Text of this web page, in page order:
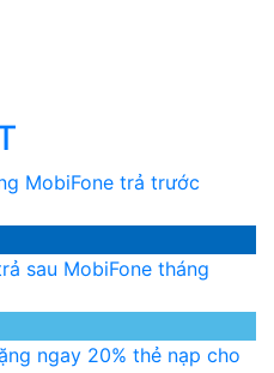
MobiFone trả trước
sau MobiFone tháng
ngay 20% thẻ nạp cho